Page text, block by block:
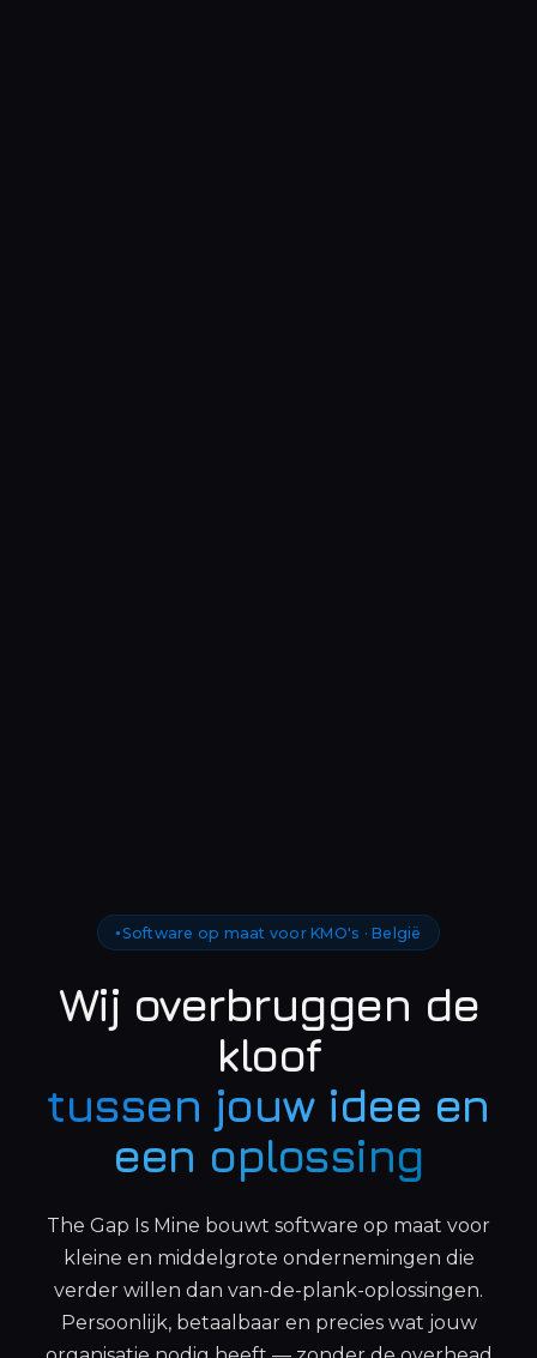
Software op maat voor KMO's · België
Wij overbruggen de
kloof
tussen jouw idee en
een oplossing
The Gap Is Mine bouwt software op maat voor
kleine en middelgrote ondernemingen die
verder willen dan van-de-plank-oplossingen.
Persoonlijk, betaalbaar en precies wat jouw